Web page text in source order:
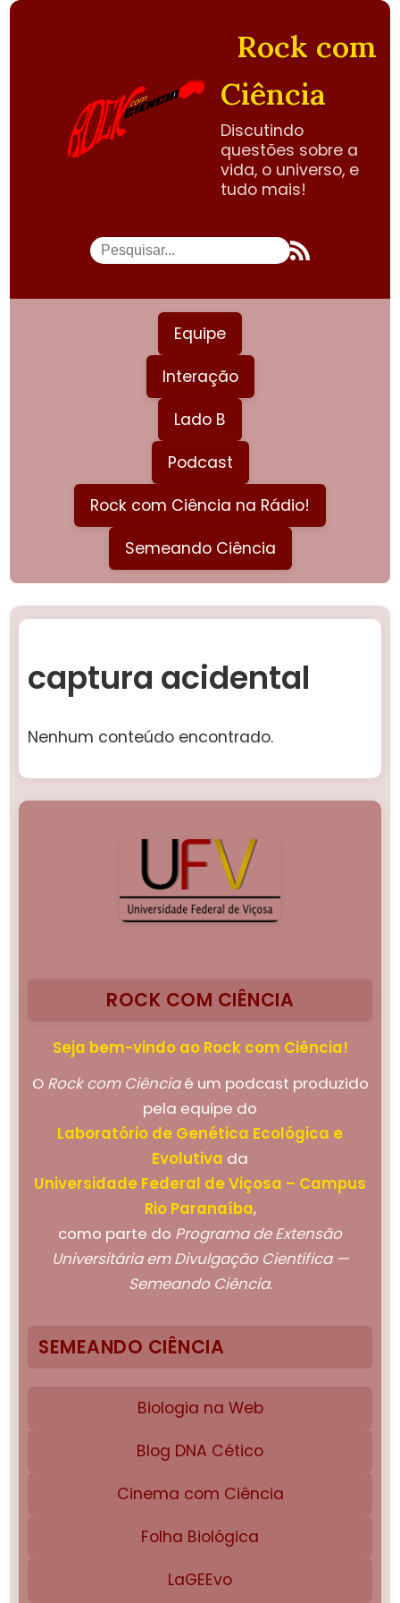
Rock com
Ciência
Discutindo
questões sobre a
vida, o universo, e
tudo mais!
Equipe
Interação
Lado B
Podcast
Rock com Ciência na Rádio!
Semeando Ciência
captura acidental
Nenhum conteúdo encontrado.
ROCK COM CIÊNCIA
Seja bem-vindo ao Rock com Ciência!
O Rock com Ciênciaé um podcast produzido
pela equipe do
Laboratório de Genética Ecológica e
Evolutiva da
Universidade Federal de Viçosa – Campus
Rio Paranaíba,
como parte do Programa de Extensão
Universitária em Divulgação Científica —
Semeando Ciência.
SEMEANDO CIÊNCIA
Biologia na Web
Blog DNA Cético
Cinema com Ciência
Folha Biológica
LaGEEvo